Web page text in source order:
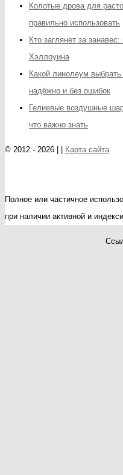
Колотые дрова для
правильно использовать
Кто заглянет за
Хэллоуина
Какой линолеум выбрать
надёжно и без ошибок
Гелиевые воздушные
что важно знать
© 2012 - 2026 | | Карта сайта
Полное или частичное
при наличии активной и